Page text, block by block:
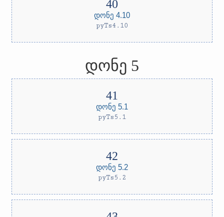
დონე 4.10
pyTs4.10
დონე 5
დონე 5.1
pyTs5.1
დონე 5.2
pyTs5.2